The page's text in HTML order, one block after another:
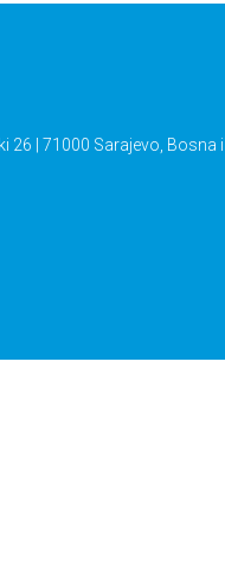
26 | 71000 Sarajevo, Bosna